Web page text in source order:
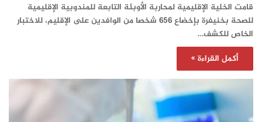
قامت الخلية الإقليمية لمحاربة الأوبئة التابعة للمندوبية الإقليمية
للصحة بخنيفرة بإخضاع 656 شخصا من الوافدين على الإقليم، للاختبار
الخاص للكشف…
أكمل القراءة »